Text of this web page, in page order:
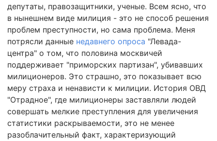
депутаты, правозащитники, ученые. Всем ясно, что
в нынешнем виде милиция - это не способ решения
проблем преступности, но сама проблема. Меня
потрясли данные недавнего опроса "Левада-
центра" о том, что половина москвичей
поддерживает "приморских партизан", убивавших
милиционеров. Это страшно, это показывает всю
меру страха и ненависти к милиции. История ОВД
"Отрадное", где милиционеры заставляли людей
совершать мелкие преступления для увеличения
статистики раскрываемости, это не менее
разоблачительный факт, характеризующий